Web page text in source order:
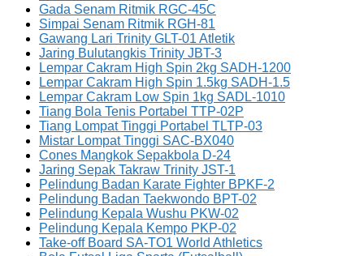
Gada Senam Ritmik RGC-45C
Simpai Senam Ritmik RGH-81
Gawang Lari Trinity GLT-01 Atletik
Jaring Bulutangkis Trinity JBT-3
Lempar Cakram High Spin 2kg SADH-1200
Lempar Cakram High Spin 1.5kg SADH-1.5
Lempar Cakram Low Spin 1kg SADL-1010
Tiang Bola Tenis Portabel TTP-02P
Tiang Lompat Tinggi Portabel TLTP-03
Mistar Lompat Tinggi SAC-BX040
Cones Mangkok Sepakbola D-24
Jaring Sepak Takraw Trinity JST-1
Pelindung Badan Karate Fighter BPKF-2
Pelindung Badan Taekwondo BPT-02
Pelindung Kepala Wushu PKW-02
Pelindung Kepala Kempo PKP-02
Take-off Board SA-TO1 World Athletics